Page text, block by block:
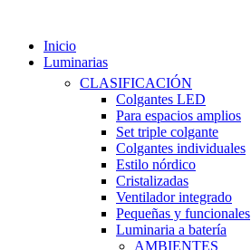
Inicio
Luminarias
CLASIFICACIÓN
Colgantes LED
Para espacios amplios
Set triple colgante
Colgantes individuales
Estilo nórdico
Cristalizadas
Ventilador integrado
Pequeñas y funcionales
Luminaria a batería
AMBIENTES